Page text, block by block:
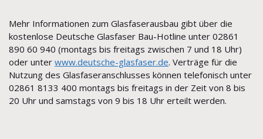
Mehr Informationen zum Glasfaserausbau gibt über die
kostenlose Deutsche Glasfaser Bau-Hotline unter 02861
890 60 940 (montags bis freitags zwischen 7 und 18 Uhr)
oder unter www.deutsche-glasfaser.de. Verträge für die
Nutzung des Glasfaseranschlusses können telefonisch unter
02861 8133 400 montags bis freitags in der Zeit von 8 bis
20 Uhr und samstags von 9 bis 18 Uhr erteilt werden.